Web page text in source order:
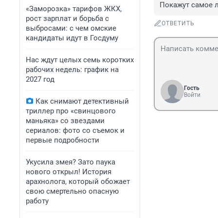
«Заморозка» тарифов ЖКХ,
рост зарплат и борьба с
выбросами: с чем омские
кандидаты идут в Госдуму
Нас ждут целых семь коротких
рабочих недель: график на
2027 год
Как снимают детективный
триллер про «свинцового
маньяка» со звездами
сериалов: фото со съемок и
первые подробности
Укусила змея? Зато паука
нового открыл! История
арахнолога, который обожает
свою смертельно опасную
работу
Покажут самое
ОТВЕТИТЬ
Гость
Войти